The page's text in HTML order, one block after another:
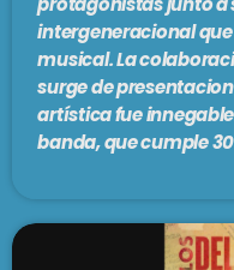
Todo en uno
8:00 am - 9:00 am
intergeneracional
musical. La
surge de
artística fue
banda, que cumple